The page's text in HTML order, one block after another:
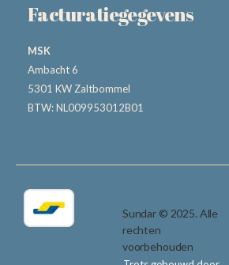
Facturatiegegevens
MSK
Ambacht 6
5301 KW Zaltbommel
BTW: NL009953012B01
Sundar © 2025. Alle
rechten
voorbehouden